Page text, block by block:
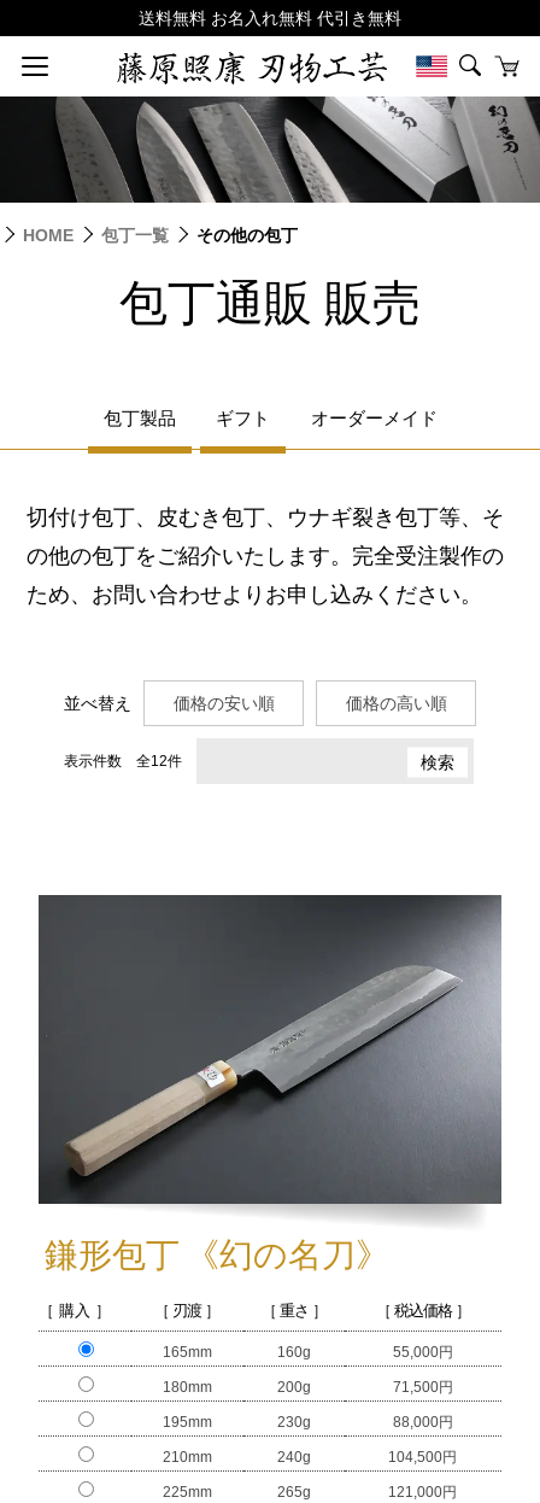
HOME 包丁一覧 その他の包丁
包丁通販 販売
包丁製品 ギフト オーダーメイド
切付け包丁、皮むき包丁、ウナギ裂き包丁等、そ
の他の包丁をご紹介いたします。 完全受注製作の
ため、お問い合わせよりお申し込みください。
並べ替え 価格の安い順 価格の高い順
表示件数 全12件
鎌形包丁 《幻の名刀》
［ 購入 ］ ［ 刃渡 ］ ［ 重さ ］ ［ 税込価格 ］
165mm 160g 55,000円
180mm 200g 71,500円
195mm 230g 88,000円
210mm 240g 104,500円
225mm 265g 121,000円